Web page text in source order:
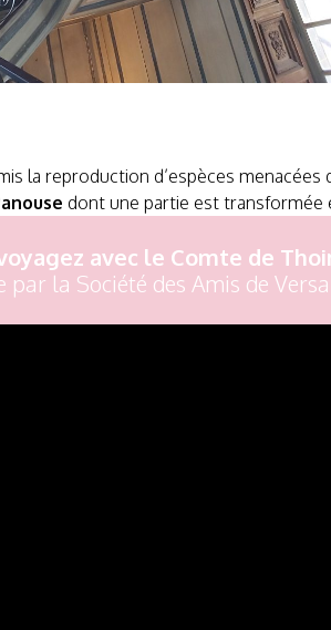
la reproduction d’espèces
dont une partie est transformée
avec le Comte de
la Société des Amis de